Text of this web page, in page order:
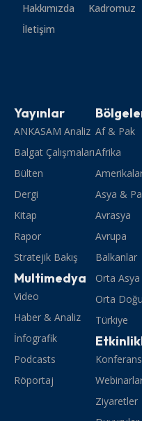
Hakkımızda Kadromuz
İletişim
Yayınlar
ANKASAM Analiz
Balgat Çalışmaları
Bülten
Dergi
Kitap
Rapor
Stratejik Bakış
Multimedya
Video
Haber & Analiz
İnfografik
Podcasts
Röportaj
Af & Pak
Afrika
Asya &
Avrasya
Avrupa
Balkanlar
Orta Asya
Orta Doğu
Türkiye
Ziyaretler